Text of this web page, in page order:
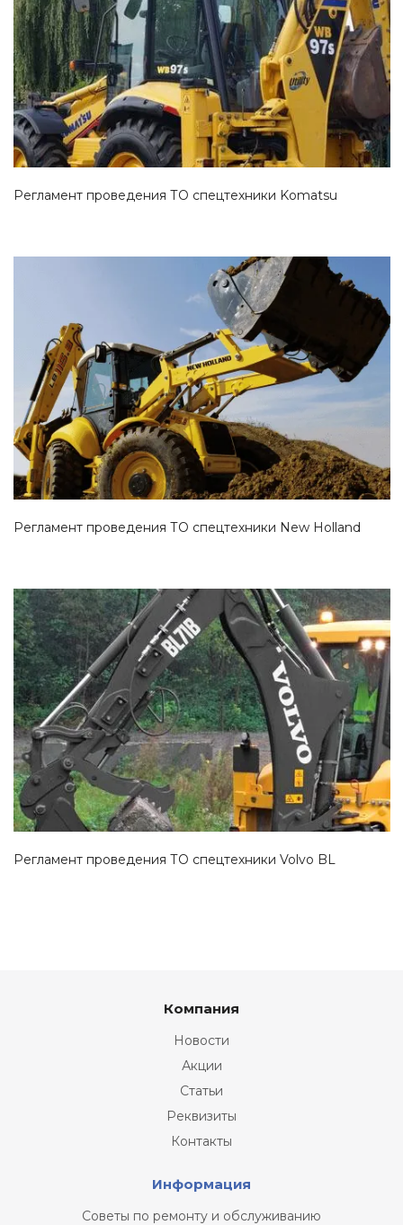
Смотреть проект
Регламент проведения ТО спецтехники Komatsu
Смотреть проект
Регламент проведения ТО спецтехники New Holland
Смотреть проект
Регламент проведения ТО спецтехники Volvo BL
Компания
Новости
Акции
Статьи
Реквизиты
Контакты
Информация
Советы по ремонту и обслуживанию